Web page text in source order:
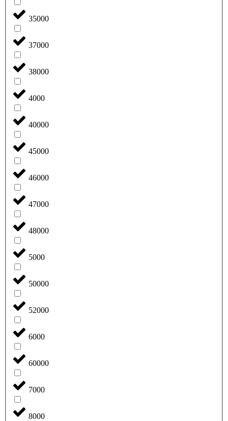
35000
37000
38000
4000
40000
45000
46000
47000
48000
5000
50000
52000
6000
60000
7000
8000